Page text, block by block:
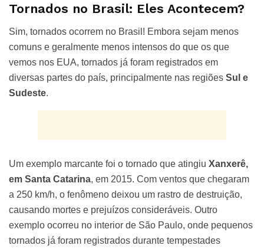
Tornados no Brasil: Eles Acontecem?
Sim, tornados ocorrem no Brasil! Embora sejam menos
comuns e geralmente menos intensos do que os que
vemos nos EUA, tornados já foram registrados em
diversas partes do país, principalmente nas regiões Sul e
Sudeste.
Um exemplo marcante foi o tornado que atingiu Xanxerê,
em Santa Catarina, em 2015. Com ventos que chegaram
a 250 km/h, o fenômeno deixou um rastro de destruição,
causando mortes e prejuízos consideráveis. Outro
exemplo ocorreu no interior de São Paulo, onde pequenos
tornados já foram registrados durante tempestades